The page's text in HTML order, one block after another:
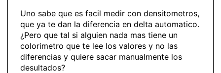
Uno sabe que es facil medir con densitometros,
que ya te dan la diferencia en delta automatico.
¿Pero que tal si alguien nada mas tiene un
colorimetro que te lee los valores y no las
diferencias y quiere sacar manualmente los
desultados?